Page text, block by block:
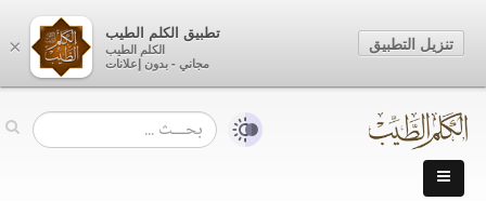
×
تطبيق الكلم الطيب
الكلم الطيب
مجاني - بدون إعلانات
تنزيل التطبيق